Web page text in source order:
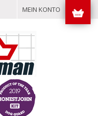
MEIN KONTO